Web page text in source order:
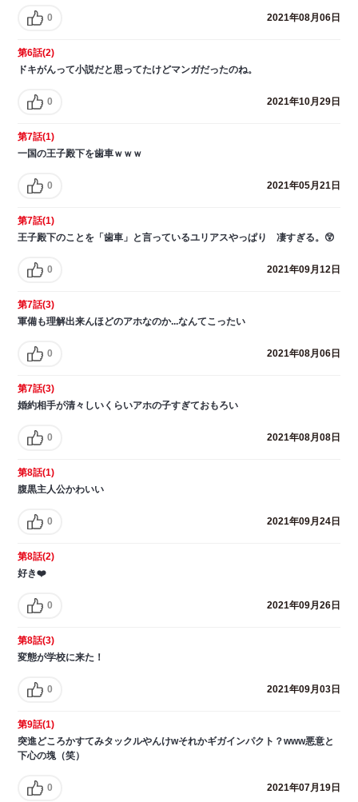
0 2021年08月06日
第6話(2)
ドキがんって小説だと思ってたけどマンガだったのね。
0 2021年10月29日
第7話(1)
一国の王子殿下を歯車ｗｗｗ
0 2021年05月21日
第7話(1)
王子殿下のことを「歯車」と言っているユリアスやっぱり 凄すぎる。😲
0 2021年09月12日
第7話(3)
軍備も理解出来んほどのアホなのか...なんてこったい
0 2021年08月06日
第7話(3)
婚約相手が清々しいくらいアホの子すぎておもろい
0 2021年08月08日
第8話(1)
腹黒主人公かわいい
0 2021年09月24日
第8話(2)
好き❤️
0 2021年09月26日
第8話(3)
変態が学校に来た！
0 2021年09月03日
第9話(1)
突進どころかすてみタックルやんけwそれかギガインパクト？www悪意と
下心の塊（笑）
0 2021年07月19日